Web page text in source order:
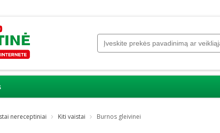
nereceptiniai Kiti vaistai Burnos gleivinei